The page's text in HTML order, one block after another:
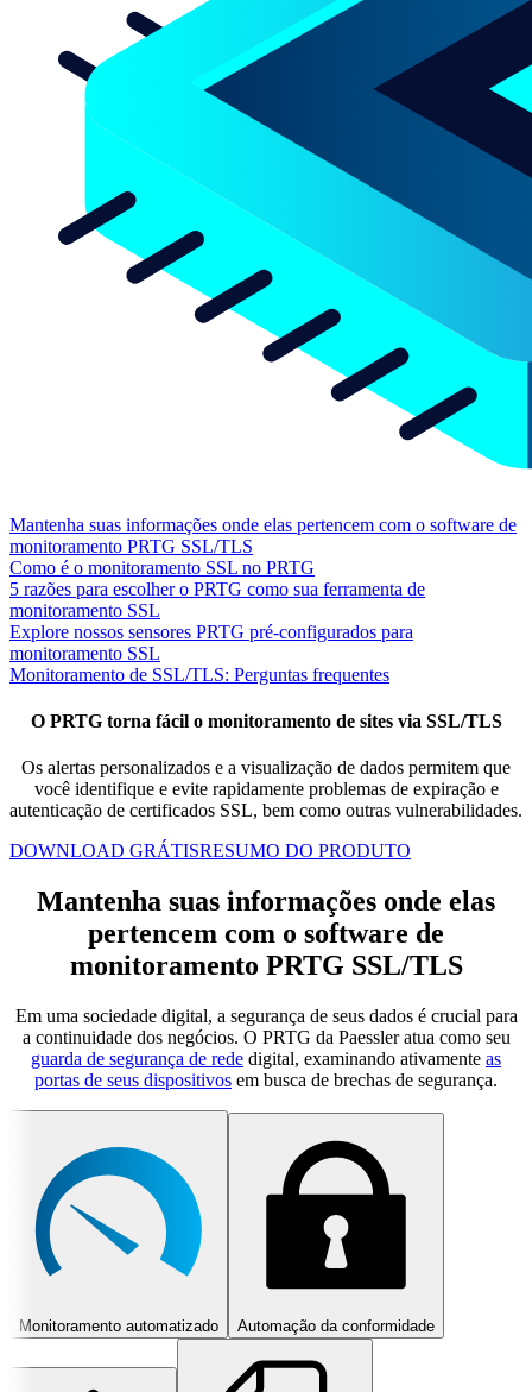
Mantenha suas informações onde elas pertencem com o software de
monitoramento PRTG SSL/TLS
Como é o monitoramento SSL no PRTG
5 razões para escolher o PRTG como sua ferramenta de
monitoramento SSL
Explore nossos sensores PRTG pré-configurados para
monitoramento SSL
Monitoramento de SSL/TLS: Perguntas frequentes
O PRTG torna fácil o monitoramento de sites via SSL/TLS
Os alertas personalizados e a visualização de dados permitem que
você identifique e evite rapidamente problemas de expiração e
autenticação de certificados SSL, bem como outras vulnerabilidades.
DOWNLOAD GRÁTISRESUMO DO PRODUTO
Mantenha suas informações onde elas
pertencem com o software de
monitoramento PRTG SSL/TLS
Em uma sociedade digital, a segurança de seus dados é crucial para
a continuidade dos negócios. O PRTG da Paessler atua como seu
guarda de segurança de rede digital, examinando ativamente as
portas de seus dispositivos em busca de brechas de segurança.
Monitoramento automatizado Automação da conformidade